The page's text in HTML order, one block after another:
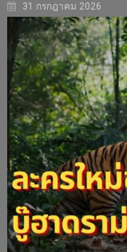
31 กรกฎาคม 2026